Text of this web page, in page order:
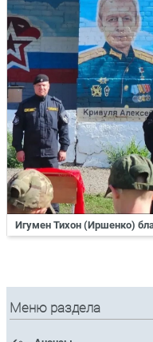
Игумен Тихон (Иршенко)
Меню раздела